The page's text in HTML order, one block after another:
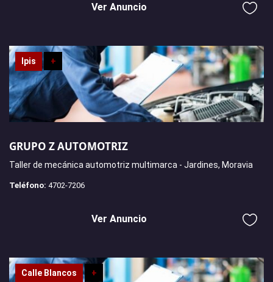
Ver Anuncio
Ipis +
GRUPO Z AUTOMOTRIZ
Taller de mecánica automotriz multimarca - Jardines, Moravia
Teléfono: 4702-7206
Ver Anuncio
Calle Blancos +